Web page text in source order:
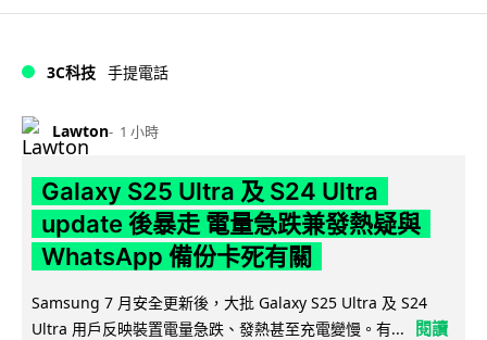
3C科技 手提電話
Lawton 1 小時
Galaxy S25 Ultra 及 S24 Ultra
update 後暴走 電量急跌兼發熱疑與
WhatsApp 備份卡死有關
Samsung 7 月安全更新後，大批 Galaxy S25 Ultra 及 S24
Ultra 用戶反映裝置電量急跌、發熱甚至充電變慢。有...
閱讀